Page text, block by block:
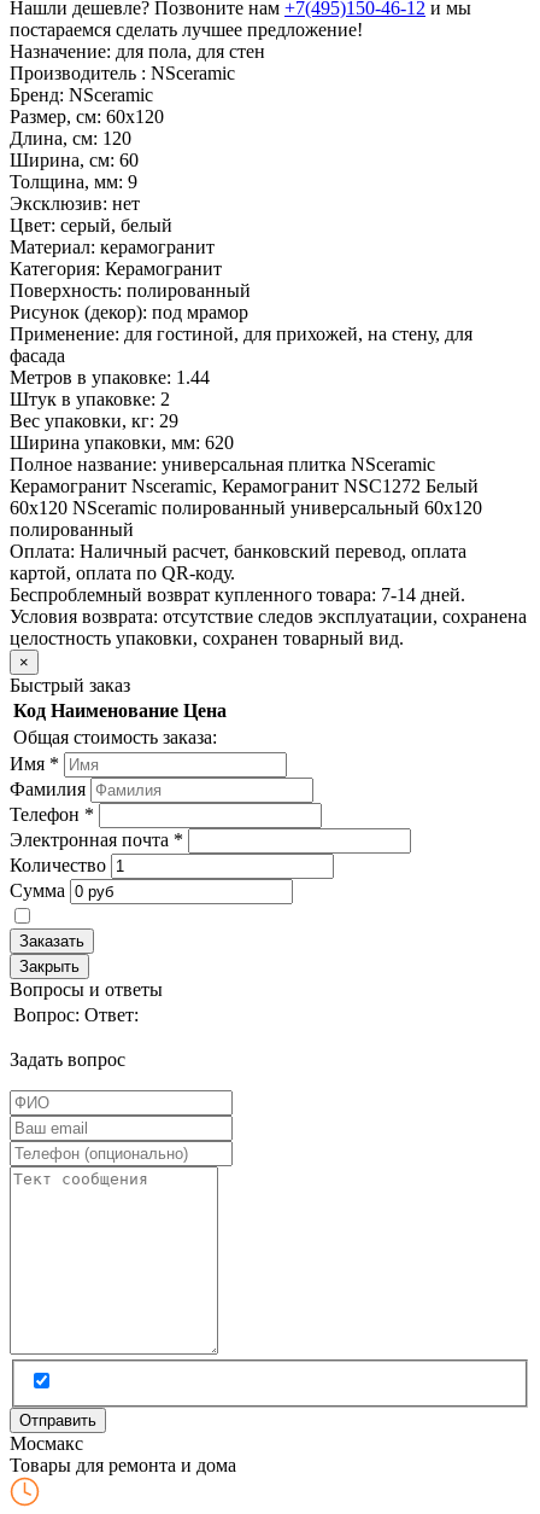
Нашли дешевле? Позвоните нам +7(495)150-46-12 и мы
постараемся сделать лучшее предложение!
Назначение: для пола, для стен
Производитель : NSceramic
Бренд: NSceramic
Размер, см: 60х120
Длина, см: 120
Ширина, см: 60
Толщина, мм: 9
Эксклюзив: нет
Цвет: серый, белый
Материал: керамогранит
Категория: Керамогранит
Поверхность: полированный
Рисунок (декор): под мрамор
Применение: для гостиной, для прихожей, на стену, для
фасада
Метров в упаковке: 1.44
Штук в упаковке: 2
Вес упаковки, кг: 29
Ширина упаковки, мм: 620
Полное название: универсальная плитка NSceramic
Керамогранит Nsceramic, Керамогранит NSC1272 Белый
60х120 NSceramic полированный универсальный 60х120
полированный
Оплата: Наличный расчет, банковский перевод, оплата
картой, оплата по QR-коду.
Беспроблемный возврат купленного товара: 7-14 дней.
Условия возврата: отсутствие следов эксплуатации, сохранена
целостность упаковки, сохранен товарный вид.
×
Быстрый заказ
Код Наименование Цена
Общая стоимость заказа:
Имя *
Фамилия
Телефон *
Электронная почта *
Количество
Сумма
Заказать
Закрыть
Вопросы и ответы
Вопрос: Ответ:
Задать вопрос
Мосмакс
Товары для ремонта и дома